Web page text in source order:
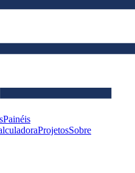
Painéis
ProjetosSobre